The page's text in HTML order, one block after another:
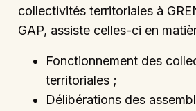
collectivités territoriales à
GAP, assiste celles-ci en
Fonctionnement des
territoriales ;
Délibérations des